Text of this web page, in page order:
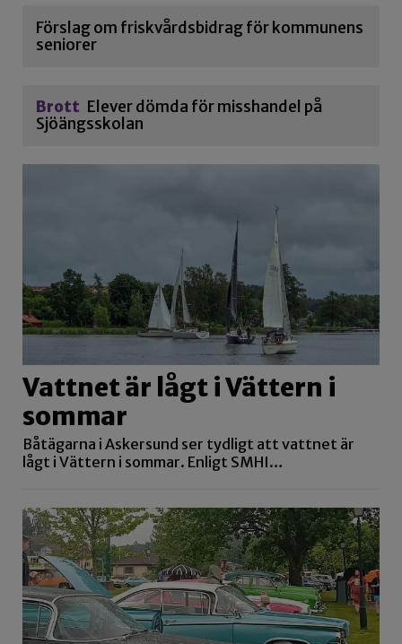
Förslag om friskvårdsbidrag för kommunens
seniorer
Brott Elever dömda för misshandel på
Sjöängsskolan
Vattnet är lågt i Vättern i
sommar
Båtägarna i Askersund ser tydligt att vattnet är
lågt i Vättern i sommar. Enligt SMHI…